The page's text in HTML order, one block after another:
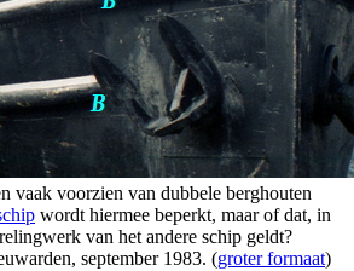
vaak voorzien van dubbele berghouten
wordt hiermee beperkt, maar of dat, in
van het andere schip geldt?
september 1983. (groter formaat)